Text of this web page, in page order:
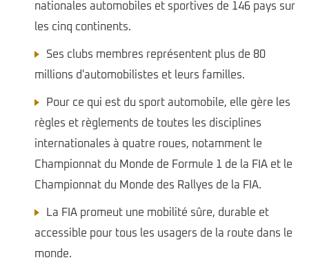
nationales automobiles et sportives de 146 pays sur
les cinq continents.
Ses clubs membres représentent plus de 80
millions d'automobilistes et leurs familles.
Pour ce qui est du sport automobile, elle gère les
règles et règlements de toutes les disciplines
internationales à quatre roues, notamment le
Championnat du Monde de Formule 1 de la FIA et le
Championnat du Monde des Rallyes de la FIA.
La FIA promeut une mobilité sûre, durable et
accessible pour tous les usagers de la route dans le
monde.